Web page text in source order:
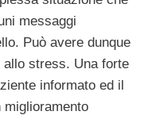
messaggi
Può avere dunque
stress. Una forte
informato ed il